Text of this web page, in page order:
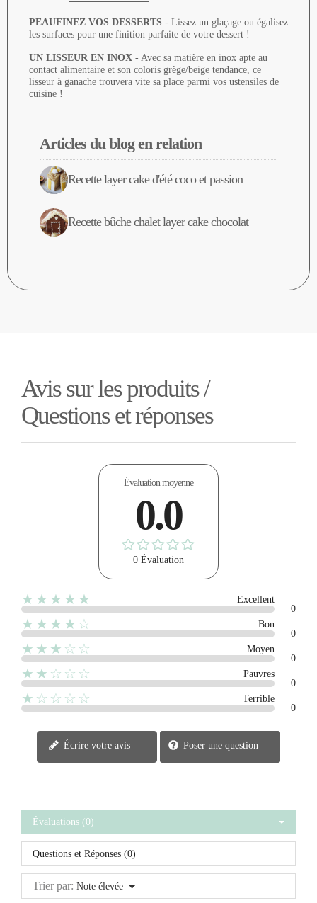
PEAUFINEZ VOS DESSERTS - Lissez un glaçage ou égalisez
les surfaces pour une finition parfaite de votre dessert !
UN LISSEUR EN INOX - Avec sa matière en inox apte au
contact alimentaire et son coloris grège/beige tendance, ce
lisseur à ganache trouvera vite sa place parmi vos ustensiles de
cuisine !
Articles du blog en relation
Recette layer cake d'été coco et passion
Recette bûche chalet layer cake chocolat
Avis sur les produits /
Questions et réponses
Évaluation moyenne
0.0
0 Évaluation
★★★★★
Excellent
0
★★★★☆
Bon
0
★★★☆☆
Moyen
0
★★☆☆☆
Pauvres
0
★☆☆☆☆
Terrible
0
Écrire votre avis Poser une question
Évaluations (0)
Questions et Réponses (0)
Trier par: Note élevée